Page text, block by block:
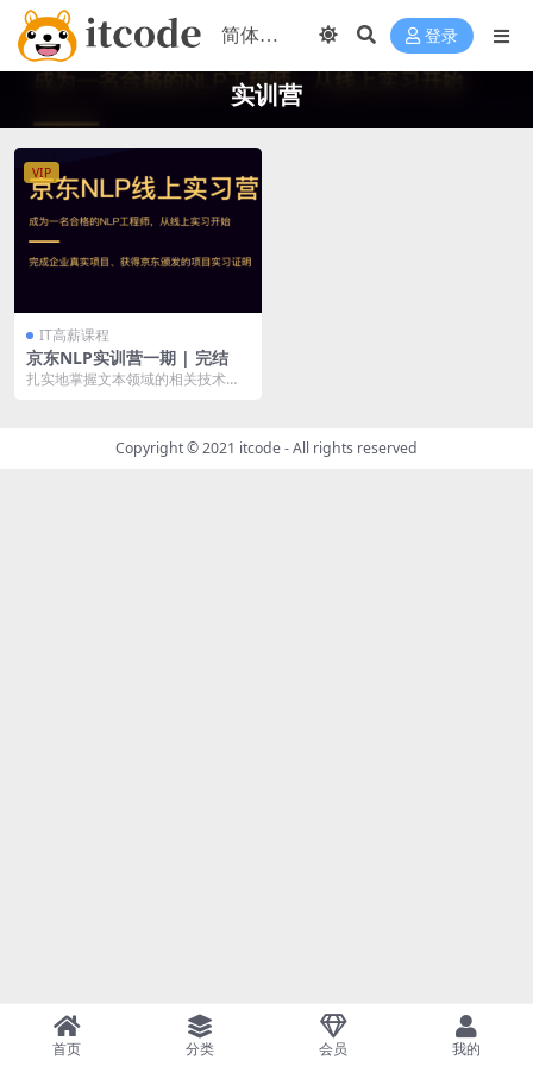
登录
实训营
VIP
IT高薪课程
京东NLP实训营一期 | 完结
扎实地掌握文本领域的相关技术如
Copyright © 2021 itcode- All rights reserved
首页 分类 会员 我的